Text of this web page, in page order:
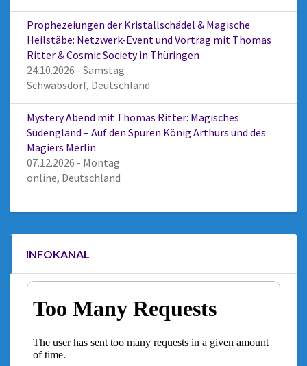
Prophezeiungen der Kristallschädel & Magische
Heilstäbe: Netzwerk-Event und Vortrag mit Thomas
Ritter & Cosmic Society in Thüringen
24.10.2026 - Samstag
Schwabsdorf, Deutschland
Mystery Abend mit Thomas Ritter: Magisches
Südengland – Auf den Spuren König Arthurs und des
Magiers Merlin
07.12.2026 - Montag
online, Deutschland
INFOKANAL